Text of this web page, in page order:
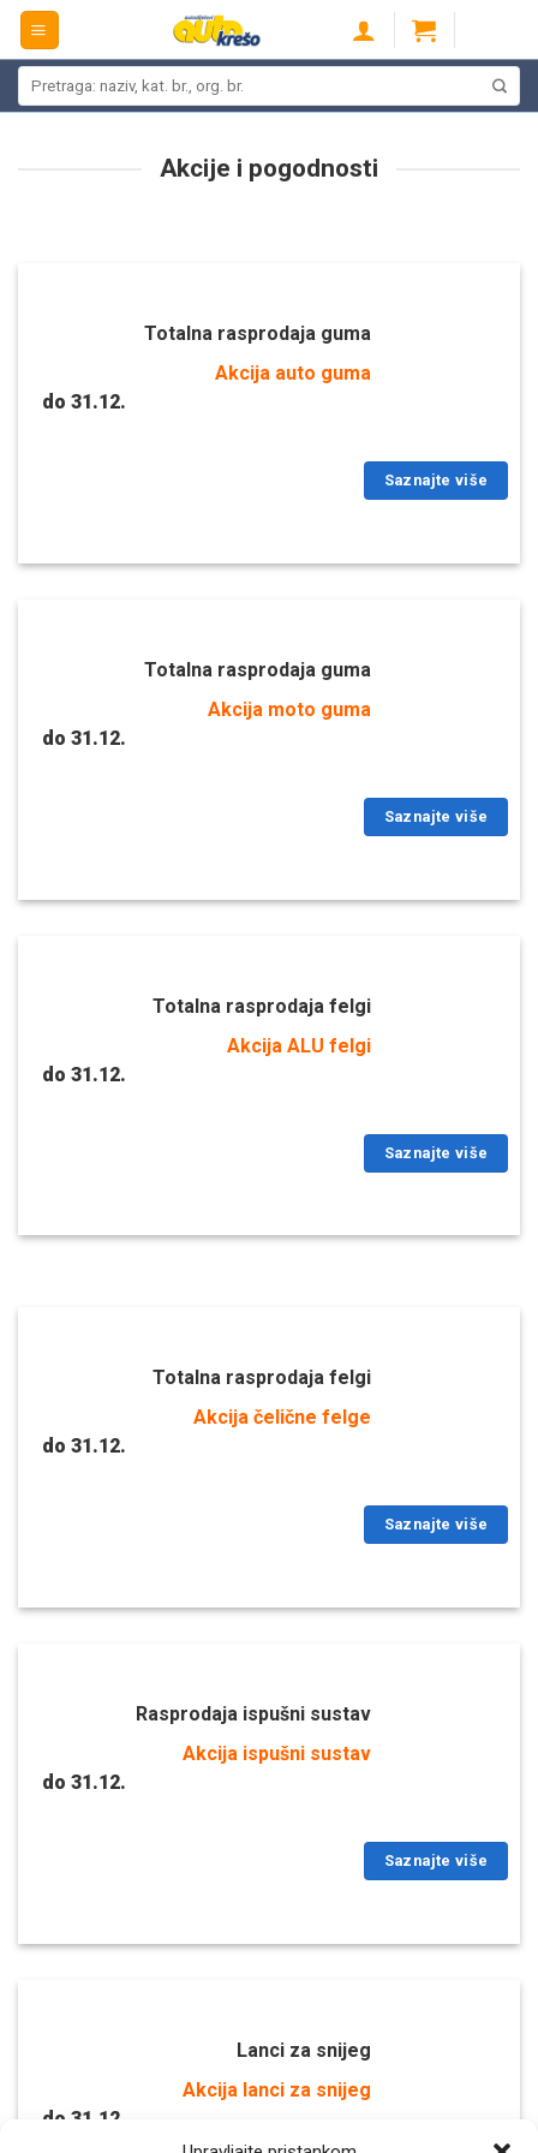
Skip
content
Akcije i pogodnosti
Totalna rasprodaja guma
Akcija auto guma
do 31.12.
Saznajte više
Totalna rasprodaja guma
Akcija moto guma
do 31.12.
Saznajte više
Totalna rasprodaja felgi
Akcija ALU felgi
do 31.12.
Saznajte više
Totalna rasprodaja felgi
Akcija čelične felge
do 31.12.
Saznajte više
Rasprodaja ispušni sustav
Akcija ispušni sustav
do 31.12.
Saznajte više
Lanci za snijeg
Akcija lanci za snijeg
do 31.12.